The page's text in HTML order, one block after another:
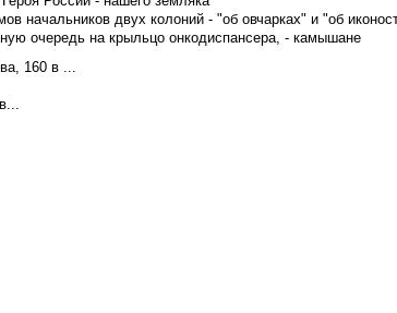
начальников двух колоний - "об овчарках" и "об
очередь на крыльцо онкодиспансера, - камышане
160 в ...